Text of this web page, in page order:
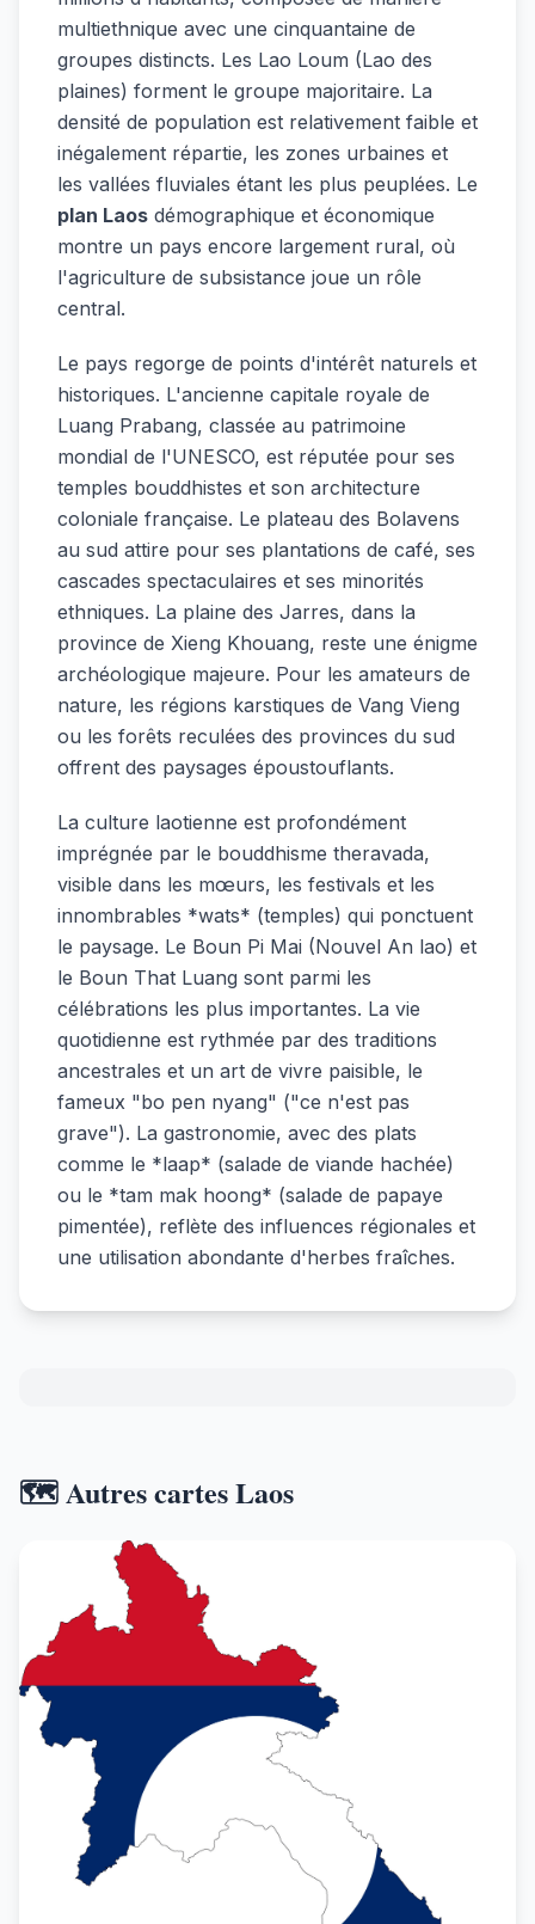
multiethnique avec une cinquantaine de
groupes distincts. Les Lao Loum (Lao des
plaines) forment le groupe majoritaire. La
densité de population est relativement faible et
inégalement répartie, les zones urbaines et
les vallées fluviales étant les plus peuplées. Le
plan Laos démographique et économique
montre un pays encore largement rural, où
l'agriculture de subsistance joue un rôle
central.
Le pays regorge de points d'intérêt naturels et
historiques. L'ancienne capitale royale de
Luang Prabang, classée au patrimoine
mondial de l'UNESCO, est réputée pour ses
temples bouddhistes et son architecture
coloniale française. Le plateau des Bolavens
au sud attire pour ses plantations de café, ses
cascades spectaculaires et ses minorités
ethniques. La plaine des Jarres, dans la
province de Xieng Khouang, reste une énigme
archéologique majeure. Pour les amateurs de
nature, les régions karstiques de Vang Vieng
ou les forêts reculées des provinces du sud
offrent des paysages époustouflants.
La culture laotienne est profondément
imprégnée par le bouddhisme theravada,
visible dans les mœurs, les festivals et les
innombrables *wats* (temples) qui ponctuent
le paysage. Le Boun Pi Mai (Nouvel An lao) et
le Boun That Luang sont parmi les
célébrations les plus importantes. La vie
quotidienne est rythmée par des traditions
ancestrales et un art de vivre paisible, le
fameux "bo pen nyang" ("ce n'est pas
grave"). La gastronomie, avec des plats
comme le *laap* (salade de viande hachée)
ou le *tam mak hoong* (salade de papaye
pimentée), reflète des influences régionales et
une utilisation abondante d'herbes fraîches.
🗺️ Autres cartes Laos